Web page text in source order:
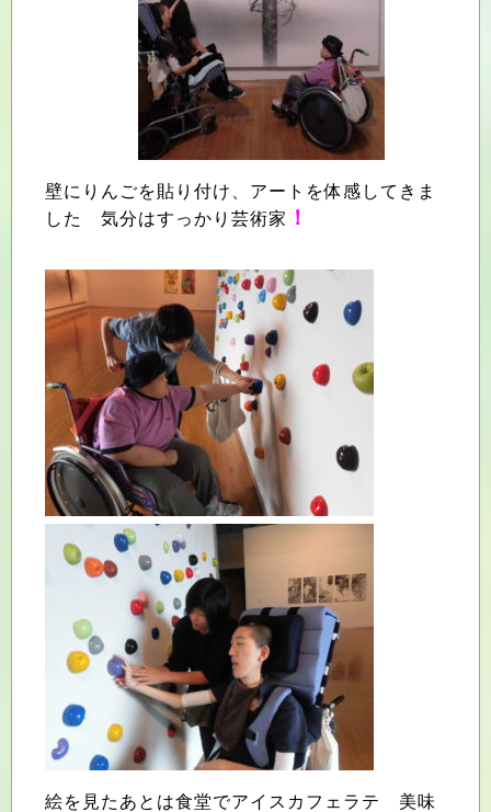
壁にりんごを貼り付け、アートを体感してきま
した
気分はすっかり芸術家 ！
絵を見たあとは食堂でアイスカフェラテ 美味